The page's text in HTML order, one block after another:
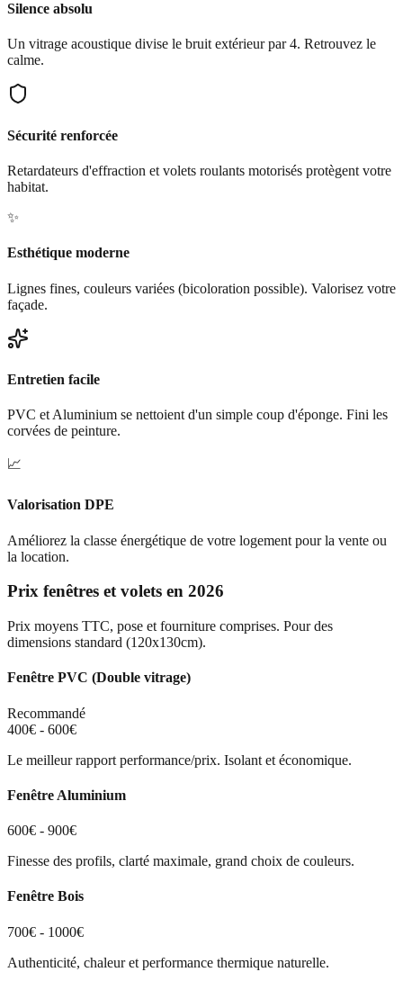
Silence absolu
Un vitrage acoustique divise le bruit extérieur par 4. Retrouvez le
calme.
Sécurité renforcée
Retardateurs d'effraction et volets roulants motorisés protègent votre
habitat.
✨
Esthétique moderne
Lignes fines, couleurs variées (bicoloration possible). Valorisez votre
façade.
Entretien facile
PVC et Aluminium se nettoient d'un simple coup d'éponge. Fini les
corvées de peinture.
📈
Valorisation DPE
Améliorez la classe énergétique de votre logement pour la vente ou
la location.
Prix fenêtres et volets en 2026
Prix moyens TTC, pose et fourniture comprises. Pour des
dimensions standard (120x130cm).
Fenêtre PVC (Double vitrage)
Recommandé
400€ - 600€
Le meilleur rapport performance/prix. Isolant et économique.
Fenêtre Aluminium
600€ - 900€
Finesse des profils, clarté maximale, grand choix de couleurs.
Fenêtre Bois
700€ - 1000€
Authenticité, chaleur et performance thermique naturelle.